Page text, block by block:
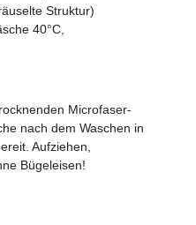
Struktur)
40°C,
Microfaser-
nach dem Waschen in
Aufziehen,
Bügeleisen!